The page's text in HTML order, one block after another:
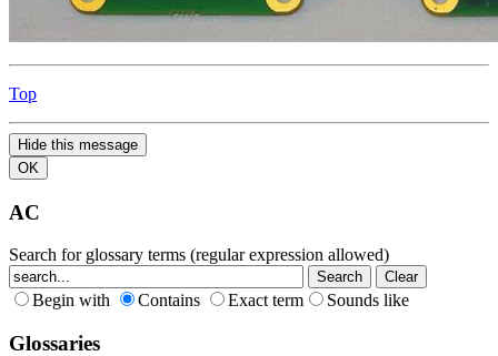
Top
Hide this message
OK
AC
Search for glossary terms (regular expression allowed)
Begin with Contains Exact term Sounds like
Glossaries